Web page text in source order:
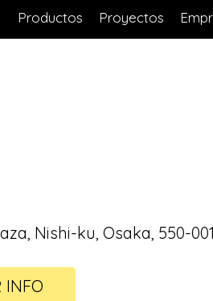
Productos Proyectos
Nishi-ku, Osaka, 550-
INFO